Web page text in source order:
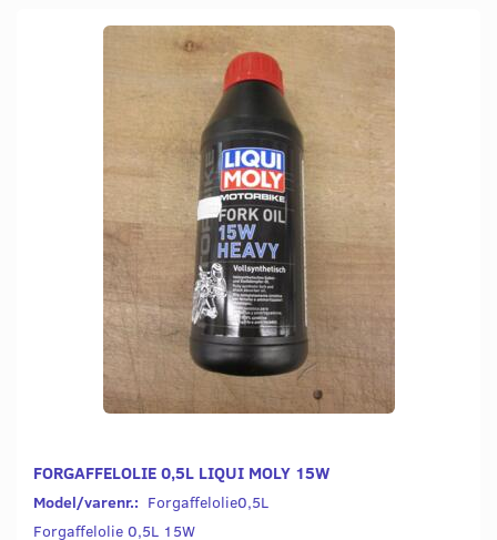
FORGAFFELOLIE 0,5L LIQUI MOLY 15W
Model/varenr.: Forgaffelolie0,5L
Forgaffelolie 0,5L 15W